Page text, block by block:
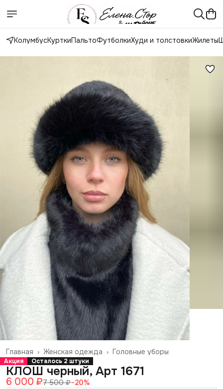
КолумбусКурткиПальтоФутболкиХуди и толстовкиЖилеты
Головные уборы
Женская одежда ›
Главная ›
Акция Осталось 2 штуки
КЛОШ черный, Арт 1671
6 000 ₽7 500 ₽−20%